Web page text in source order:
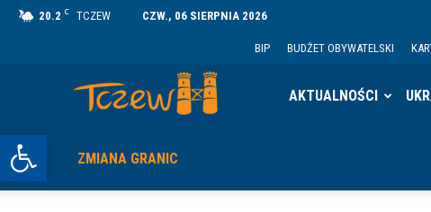
Otwórz pasek narzędzi
20.2 C TCZEW CZW., 06 SIERPNIA 2026
BIP BUDŻET OBYWATELSKI
AKTUALNOŚCI
ZMIANA GRANIC